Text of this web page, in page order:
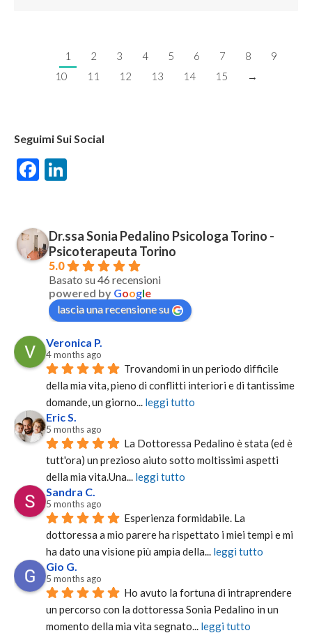
1 2 3 4 5 6 7 8
9
10
11 12 13 14 15 →
Seguimi Sui Social
Facebook
Dr.ssa Sonia Pedalino Psicologa Torino -
Psicoterapeuta Torino
5.0
Basato su 46 recensioni
powered by Google
lascia una recensione su
Veronica P.
4 months ago
Trovandomi in un periodo difficile
della mia vita, pieno di conflitti interiori e di tantissime
domande, un giorno... leggi tutto
Eric S.
5 months ago
La Dottoressa Pedalino è stata (ed è
tutt'ora) un prezioso aiuto sotto moltissimi aspetti
della mia vita.Una... leggi tutto
Sandra C.
5 months ago
Esperienza formidabile. La
dottoressa a mio parere ha rispettato i miei tempi e mi
ha dato una visione più ampia della... leggi tutto
Gio G.
5 months ago
Ho avuto la fortuna di intraprendere
un percorso con la dottoressa Sonia Pedalino in un
momento della mia vita segnato... leggi tutto